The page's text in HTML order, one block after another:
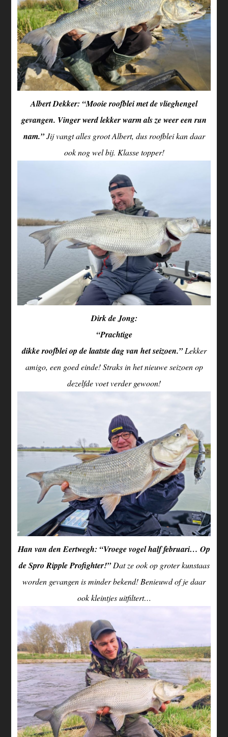
Albert Dekker: “Mooie roofblei met de vlieghengel
gevangen. Vinger werd lekker warm als ze weer een run
nam.”Jij vangt alles groot Albert, dus roofblei kan daar
ook nog wel bij. Klasse topper!
Dirk de Jong:
“Prachtige
dikke roofblei op de laatste dag van het seizoen.”Lekker
amigo, een goed einde! Straks in het nieuwe seizoen op
dezelfde voet verder gewoon!
Han van den Eertwegh: “Vroege vogel half februari… Op
de Spro Ripple Profighter!”Dat ze ook op groter kunstaas
worden gevangen is minder bekend! Benieuwd of je daar
ook kleintjes uitfiltert…